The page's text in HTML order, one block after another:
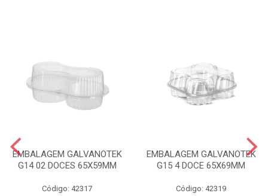
EMBALAGEM GALVANOTEK
G14 02 DOCES 65X59MM
Código: 42317
EMBALAGEM GALVANOTEK
G15 4 DOCE 65X69MM
Código: 42319